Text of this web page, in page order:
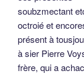
soubzmectant
octroié et
présent à
à sier Pierre
frère, qui a